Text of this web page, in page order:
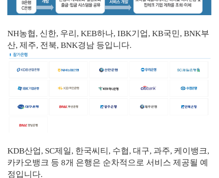
NH농협, 신한, 우리, KEB하나, IBK기업, KB국민, BNK부
산, 제주, 전북, BNK경남 등입니다.
KDB산업, SC제일, 한국씨티, 수협, 대구, 과주, 케이뱅크,
카카오뱅크 등 8개 은행은 순차적으로 서비스 제공될 예
정입니다.